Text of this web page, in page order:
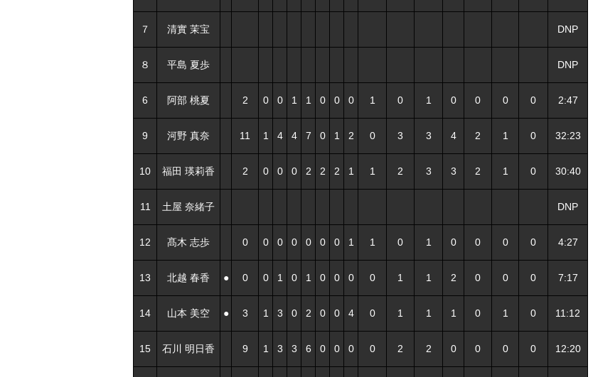
７ 清實 茉宝 DNP
８ 平島 夏歩 DNP
6 阿部 桃夏 2 0 0 1 1 0 0 0 1 0 1 0 0 0 0 2:47
9 河野 真奈 11 1 4 4 7 0 1 2 0 3 3 4 2 1 0 32:23
10 福田 瑛莉香 2 0 0 0 2 2 2 1 1 2 3 3 2 1 0 30:40
11 土屋 奈緒子 DNP
12 髙木 志歩 0 0 0 0 0 0 0 1 1 0 1 0 0 0 0 4:27
13 北越 春香 ● 0 0 1 0 1 0 0 0 0 1 1 2 0 0 0 7:17
14 山本 美空 ● 3 1 3 0 2 0 0 4 0 1 1 1 0 1 0 11:12
15 石川 明日香 9 1 3 3 6 0 0 0 0 2 2 0 0 0 0 12:20